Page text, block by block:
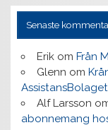
Senaste
Erikom Från
Glenn om
AssistansBolaget
Alf Larsson
abonnemang